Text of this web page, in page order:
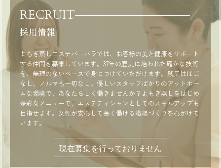
RECRUIT
採用情報
よもぎ蒸しエステバーバラでは、お客様の美と健康をサポート
する仲間を募集しています。37年の歴史に培われた確かな技術
を、無理のないペースで身につけていただけます。残業はほぼ
なし、ノルマも一切なし。優しいスタッフばかりのアットホー
ムな環境で、あなたらしく働きませんか？よもぎ蒸しをはじめ
多彩なメニューで、エステティシャンとしてのスキルアップも
目指せます。女性が安心して長く働ける職場づくりを心がけて
います。
現在募集を行っておりません